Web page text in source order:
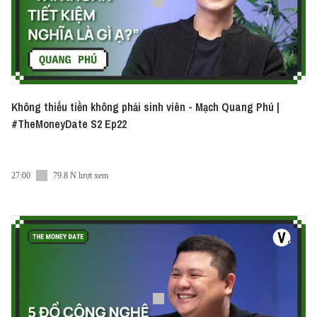
Không thiếu tiền không phải sinh viên - Mạch Quang Phú |
#TheMoneyDate S2 Ep22
27:00 79.8 N lượt xem